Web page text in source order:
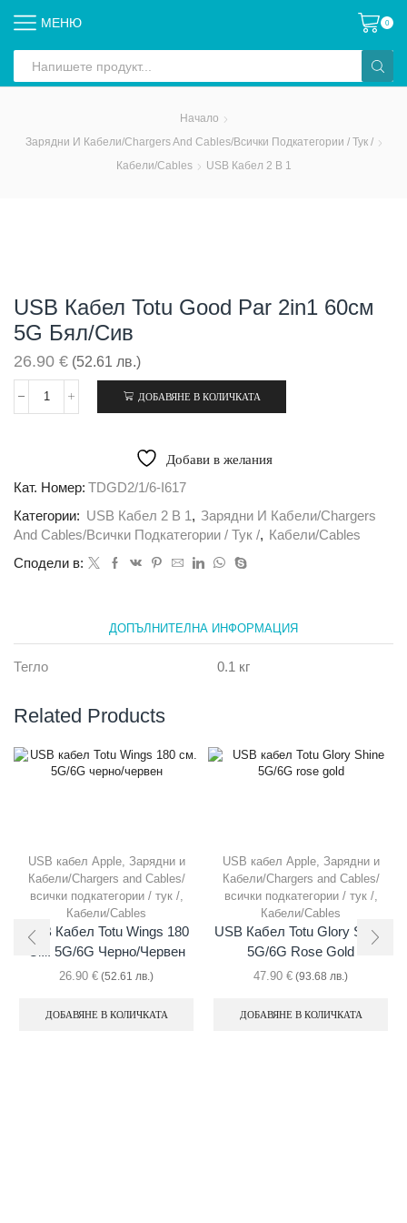
МЕНЮ 0
input
Начало
Зарядни И Кабели/Chargers And Cables/всички Подкатегории / Тук /
Кабели/Cables
USB Кабел 2 В 1
USB Кабел Totu Good Par 2in1 60см
5G Бял/сив
26.90 € (52.61 лв.)
количество
Good
2in1
60см
бял/
ДОБАВЯНЕ В КОЛИЧКАТА
Добави в желания
Кат. Номер: TDGD2/1/6-I617
Категории: USB Кабел 2 В 1 , Зарядни И Кабели/Chargers
And Cables/всички Подкатегории / Тук /, Кабели/Cables
Сподели в:
ДОПЪЛНИТЕЛНА ИНФОРМАЦИЯ
Тегло 0.1 кг
Related Products
USB кабел Apple, Зарядни и
Кабели/Chargers and Cables/
всички подкатегории / тук /,
Кабели/Cables
USB Кабел Totu Wings 180
См. 5G/6G Черно/червен
26.90 € (52.61 лв.)
ДОБАВЯНЕ В КОЛИЧКАТА
USB кабел Apple, Зарядни и
Кабели/Chargers and Cables/
всички подкатегории / тук /,
Кабели/Cables
USB Кабел Totu Glory Shine
5G/6G Rose Gold
47.90 € (93.68 лв.)
ДОБАВЯНЕ В КОЛИЧКАТА